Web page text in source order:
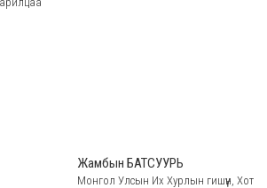
Жамбын БАТСУУРЬ
Монгол Улсын Их Хурлын гишүүн, Хот